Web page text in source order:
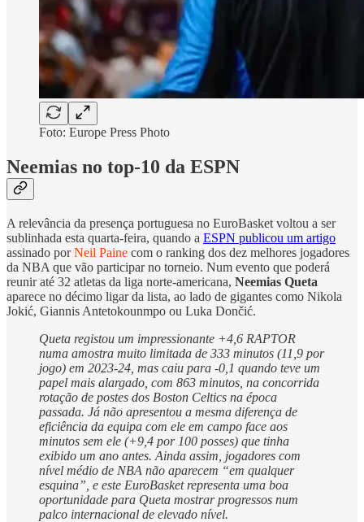
Foto: Europe Press Photo
Neemias no top-10 da ESPN
A relevância da presença portuguesa no EuroBasket voltou a ser
sublinhada esta quarta-feira, quando a ESPN publicou um artigo
assinado porNeil Paine com o ranking dos dez melhores jogadores
da NBA que vão participar no torneio. Num evento que poderá
reunir até 32 atletas da liga norte-americana, Neemias Queta
aparece no décimo ligar da lista, ao lado de gigantes como Nikola
Jokić, Giannis Antetokounmpo ou Luka Dončić.
Queta registou um impressionante +4,6 RAPTOR
numa amostra muito limitada de 333 minutos (11,9 por
jogo) em 2023-24, mas caiu para -0,1 quando teve um
papel mais alargado, com 863 minutos, na concorrida
rotação de postes dos Boston Celtics na época
passada. Já não apresentou a mesma diferença de
eficiência da equipa com ele em campo face aos
minutos sem ele (+9,4 por 100 posses) que tinha
exibido um ano antes. Ainda assim, jogadores com
nível médio de NBA não aparecem “em qualquer
esquina”, e este EuroBasket representa uma boa
oportunidade para Queta mostrar progressos num
palco internacional de elevado nível.